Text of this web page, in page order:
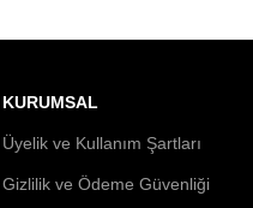
KURUMSAL
Üyelik ve Kullanım Şartları
Gizlilik ve Ödeme Güvenliği